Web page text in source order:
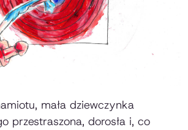
mała dziewczynka
przestraszona, dorosła i, co